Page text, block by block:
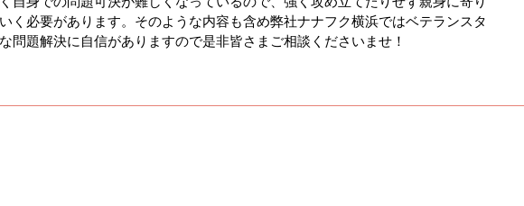
く必要があります。そのような内容も含め弊社ナナフク横浜ではベテランスタ
問題解決に自信がありますので是非皆さまご相談くださいませ！